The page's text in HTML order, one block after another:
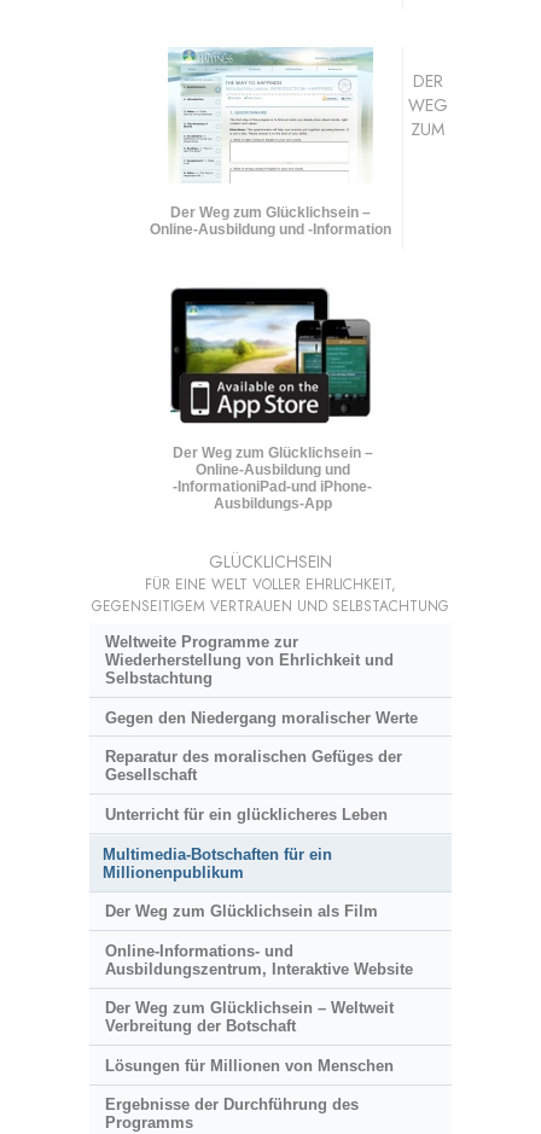
Der Weg zum Glücklichsein –
Online-Ausbildung und -Information
Der Weg zum Glücklichsein –
Online-Ausbildung und
-InformationiPad-und iPhone-
Ausbildungs-App
DER
WEG
ZUM
GLÜCKLICHSEIN
FÜR EINE WELT VOLLER EHRLICHKEIT,
GEGENSEITIGEM VERTRAUEN UND SELBSTACHTUNG
Weltweite Programme zur
Wiederherstellung von Ehrlichkeit und
Selbstachtung
Gegen den Niedergang moralischer Werte
Reparatur des moralischen Gefüges der
Gesellschaft
Unterricht für ein glücklicheres Leben
Multimedia-Botschaften für ein
Millionenpublikum
Der Weg zum Glücklichsein als Film
Online-Informations- und
Ausbildungszentrum, Interaktive Website
Der Weg zum Glücklichsein – Weltweit
Verbreitung der Botschaft
Lösungen für Millionen von Menschen
Ergebnisse der Durchführung des
Programms